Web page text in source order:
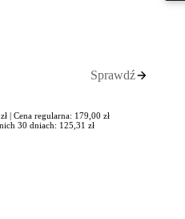
Sprawdź
| Cena regularna: 179,00 zł
30 dniach: 125,31 zł